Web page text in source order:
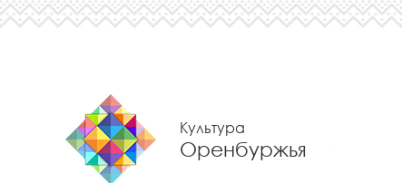
Культура
Оренбуржья